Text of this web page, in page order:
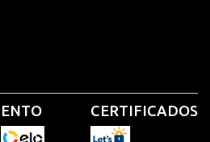
CERTIFICADOS